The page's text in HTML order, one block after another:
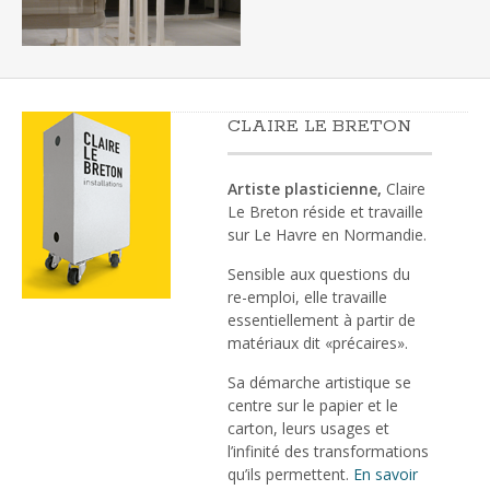
CLAIRE LE BRETON
Artiste plasticienne, Claire
Le Breton réside et travaille
sur Le Havre en Normandie.
Sensible aux questions du
re-emploi, elle travaille
essentiellement à partir de
matériaux dit «précaires».
Sa démarche artistique se
centre sur le papier et le
carton, leurs usages et
l’infinité des transformations
qu’ils permettent. En savoir